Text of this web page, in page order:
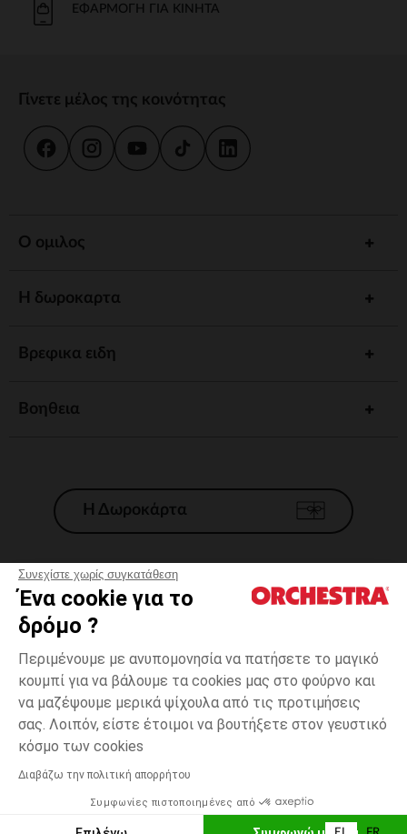
Συνεχίστε χωρίς συγκατάθεση
Ένα cookie για το
δρόμο ?
Περιμένουμε με ανυπομονησία να πατήσετε το μαγικό
κουμπί για να βάλουμε τα cookies μας στο φούρνο και
να μαζέψουμε μερικά ψίχουλα από τις προτιμήσεις
σας. Λοιπόν, είστε έτοιμοι να βουτήξετε στον γευστικό
κόσμο των cookies
Διαβάζω την πολιτική απορρήτου
Συμφωνίες πιστοποιημένες από
Μπλε
3
Δυνατότητα πληρωμής με
ΠΡΟΣΘΉΚΗ ΣΤΟ ΚΑΛΆΘΙ
ΕΦΑΡΜΟΓΉ ΓΙΑ ΚΙΝΗΤΆ
Γίνετε μέλος της κοινότητας
Ο ομιλος
Η δωροκαρτα
Βρεφικα ειδη
Βοηθεια
Η Δωροκάρτα
Γενικοί 'Οροι Πώλησης
*Εμπορικες προσφορες
Προσωπικά δεδομένα
Διαχείρηση των cookies
Προσβασιμότητα: μη συμμορφούμενη
H Orchestra συμμετέχει στον κωδικά δεοντολογίας και στο σύστημα
μεσολάβησης της Γαλλικής Ομοσπονδίας Ηλεκτρονικού Εμπορίου.